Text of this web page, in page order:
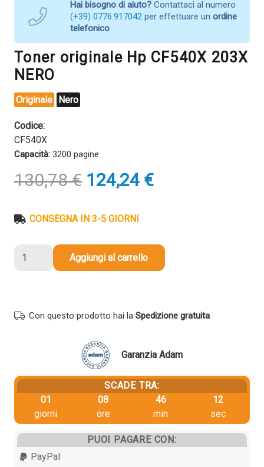
Hai bisogno di aiuto? Contattaci al numero
(+39) 0776.917042 per effettuare un ordine
telefonico
Toner originale Hp CF540X 203X
NERO
Originale Nero
Codice:
CF540X
Capacità: 3200 pagine
130,78€ Il
prezzo
era:
124,24 €Il
prezzo
CONSEGNA IN 3-5 GIORNI
NERO
Aggiungi al carrello
Con questo prodotto hai la Spedizione gratuita
Garanzia Adam
SCADE TRA:
01
giorni
08
ore
46
min
11
sec
PUOI PAGARE CON:
PayPal